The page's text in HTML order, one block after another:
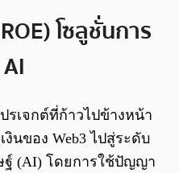
โซลูชั่นการ
รเจกต์ที่ก้าวไปข้างหน้า
นของ Web3 ไปสู่ระดับ
(AI) โดยการใช้ปัญญา